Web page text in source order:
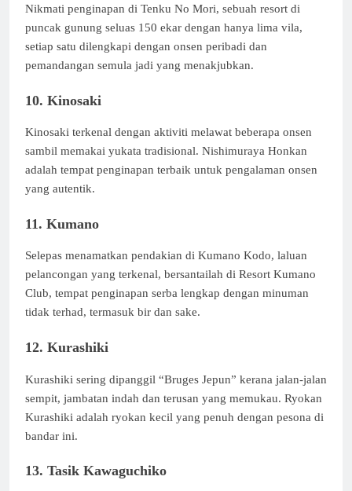
Nikmati penginapan di Tenku No Mori, sebuah resort di
puncak gunung seluas 150 ekar dengan hanya lima vila,
setiap satu dilengkapi dengan onsen peribadi dan
pemandangan semula jadi yang menakjubkan.
10. Kinosaki
Kinosaki terkenal dengan aktiviti melawat beberapa onsen
sambil memakai yukata tradisional. Nishimuraya Honkan
adalah tempat penginapan terbaik untuk pengalaman onsen
yang autentik.
11. Kumano
Selepas menamatkan pendakian di Kumano Kodo, laluan
pelancongan yang terkenal, bersantailah di Resort Kumano
Club, tempat penginapan serba lengkap dengan minuman
tidak terhad, termasuk bir dan sake.
12. Kurashiki
Kurashiki sering dipanggil “Bruges Jepun” kerana jalan-jalan
sempit, jambatan indah dan terusan yang memukau. Ryokan
Kurashiki adalah ryokan kecil yang penuh dengan pesona di
bandar ini.
13. Tasik Kawaguchiko